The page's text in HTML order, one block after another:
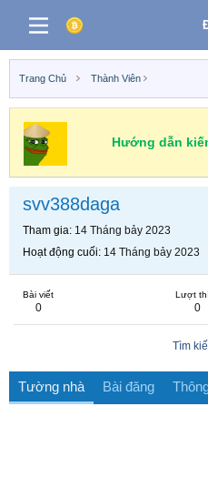
Trang Chủ Thành Viên
Hướng dẫn
svv388daga
Tham gia 14 Tháng bảy 2023
Hoạt động cuối 14 Tháng bảy 2023
Bài viết
0
Lượt
0
Tìm
Tường nhà Bài đăng